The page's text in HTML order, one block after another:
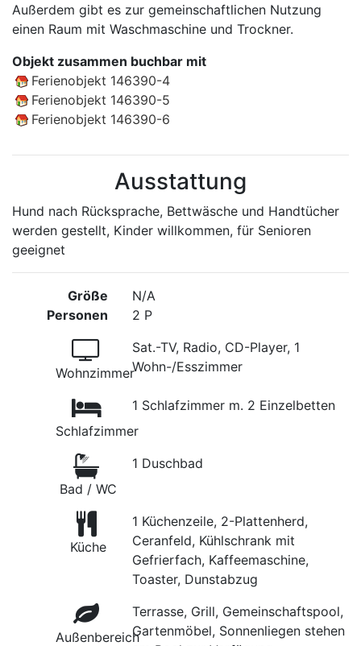
Außerdem gibt es zur gemeinschaftlichen Nutzung
einen Raum mit Waschmaschine und Trockner.
Objekt zusammen buchbar mit
Ferienobjekt 146390-4
Ferienobjekt 146390-5
Ferienobjekt 146390-6
Ausstattung
Hund nach Rücksprache, Bettwäsche und Handtücher
werden gestellt, Kinder willkommen, für Senioren
geeignet
Größe
Personen
N/A
2 P
Wohnzimmer
Sat.-TV, Radio, CD-Player, 1
Wohn-/Esszimmer
Schlafzimmer
1 Schlafzimmer m. 2 Einzelbetten
Bad / WC
1 Duschbad
Küche
1 Küchenzeile, 2-Plattenherd,
Ceranfeld, Kühlschrank mit
Gefrierfach, Kaffeemaschine,
Toaster, Dunstabzug
Außenbereich
Terrasse, Grill, Gemeinschaftspool,
Gartenmöbel, Sonnenliegen stehen